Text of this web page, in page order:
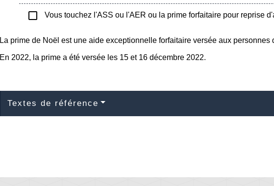
check_box_outline_blank Vous touchez l'ASS ou l'AER ou la prime forfaitaire pour reprise
La prime de Noël est une aide exceptionnelle forfaitaire versée aux
En 2022, la prime a été versée les 15 et 16 décembre 2022.
Textes de référence